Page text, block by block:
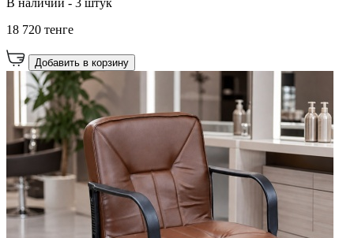
18 720 тенге
Добавить в корзину